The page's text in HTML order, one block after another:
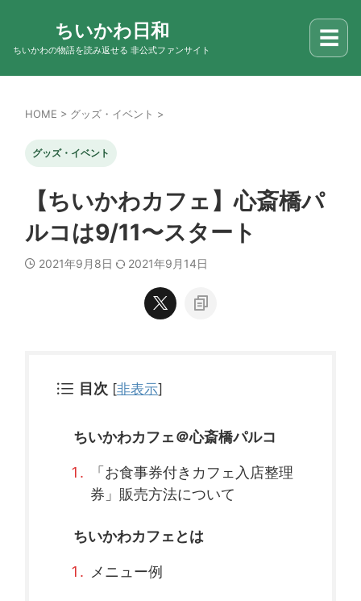
ちいかわ日和
ちいかわの物語を読み返せる 非公式ファンサイト ☰
HOME > グッズ・イベント >
グッズ・イベント
【ちいかわカフェ】心斎橋パ
ルコは9/11〜スタート
2021年9月8日 2021年9月14日
目次 [非表示]
ちいかわカフェ＠心斎橋パルコ
「お食事券付きカフェ入店整理
券」販売方法について
ちいかわカフェとは
メニュー例